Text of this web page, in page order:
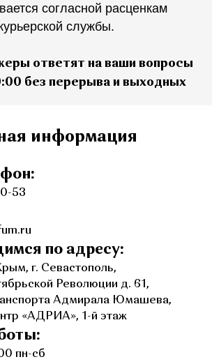
согласной расценкам
службы.
ответят на ваши вопросы
без перерыва и выходных
информация
53
по адресу:
г. Севастополь,
Революции д. 61,
Адмирала Юмашева,
«АДРИА», 1-й этаж
пн-сб